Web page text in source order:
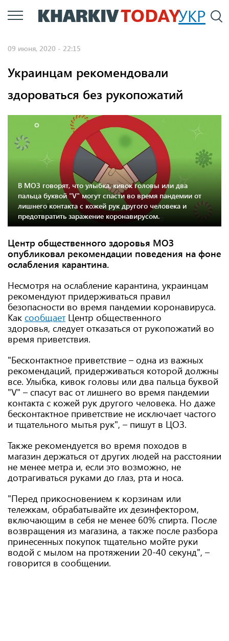
Перейти
к
УКР
09 июня, 2020 - 22:15
Украинцам рекомендовали
здороваться без рукопожатий
В МОЗ говорят, что улыбка, кивок головы или два
пальца буквой "V" могут спасти во время пандемии от
лишнего контакта с кожей рук другого человека и
предотвратить заражение коронавирусом.
Центр общественного здоровья МОЗ
опубликовал рекомендации поведения на фоне
ослабления карантина.
Несмотря на ослабление карантина, украинцам
рекомендуют придерживаться правил
безопасности во время пандемии коронавируса.
Как сообщаетЦентр общественного
здоровья, следует отказаться от рукопожатий во
время приветствия.
"Бесконтактное приветствие – одна из важных
рекомендаций, придерживаться которой должны
все. Улыбка, кивок головы или два пальца буквой
"V" – спасут вас от лишнего во время пандемии
контакта с кожей рук другого человека. Но даже
бесконтактное приветствие не исключает частого
и тщательного мытья рук", – пишут в ЦОЗ.
Также рекомендуется во время походов в
магазин держаться от других людей на расстоянии
не менее метра и, если это возможно, не
дотрагиваться руками до глаз, рта и носа.
"Перед прикосновением к корзинам или
тележкам, обрабатывайте их дезинфектором,
включающим в себя не менее 60% спирта. После
возвращения из магазина, а также после разбора
принесенных покупок тщательно мойте руки
водой с мылом на протяжении 20-40 секунд", –
говорится в сообщении.